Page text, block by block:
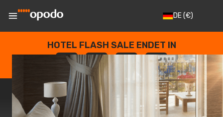
DE(€)
HOTEL FLASH SALE ENDET IN
--
TAGE
: --
STUNDEN
: --
SEKUNDEN